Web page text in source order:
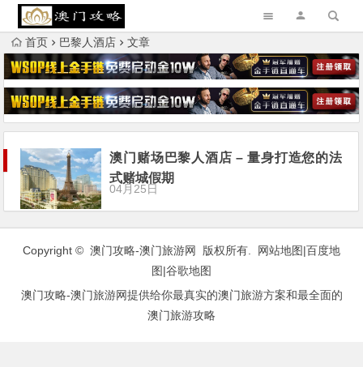
首页 巴黎人酒店 文章
澳门赌场巴黎人酒店 – 量身打造您的法
式赌城假期
04月25日
Copyright © 澳门攻略-澳门旅游网 版权所有. 网站地图|百度地
图|谷歌地图
澳门攻略-澳门旅游网提供给你最真实的澳门旅游方案和最全面的
澳门旅游攻略